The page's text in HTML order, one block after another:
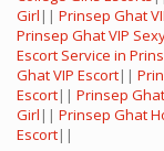
Girl || Prinsep Ghat
Prinsep Ghat VIP
Escort Service in
Ghat VIP Escort||
Escort|| Prinsep
Girl || Prinsep Ghat
Escort||